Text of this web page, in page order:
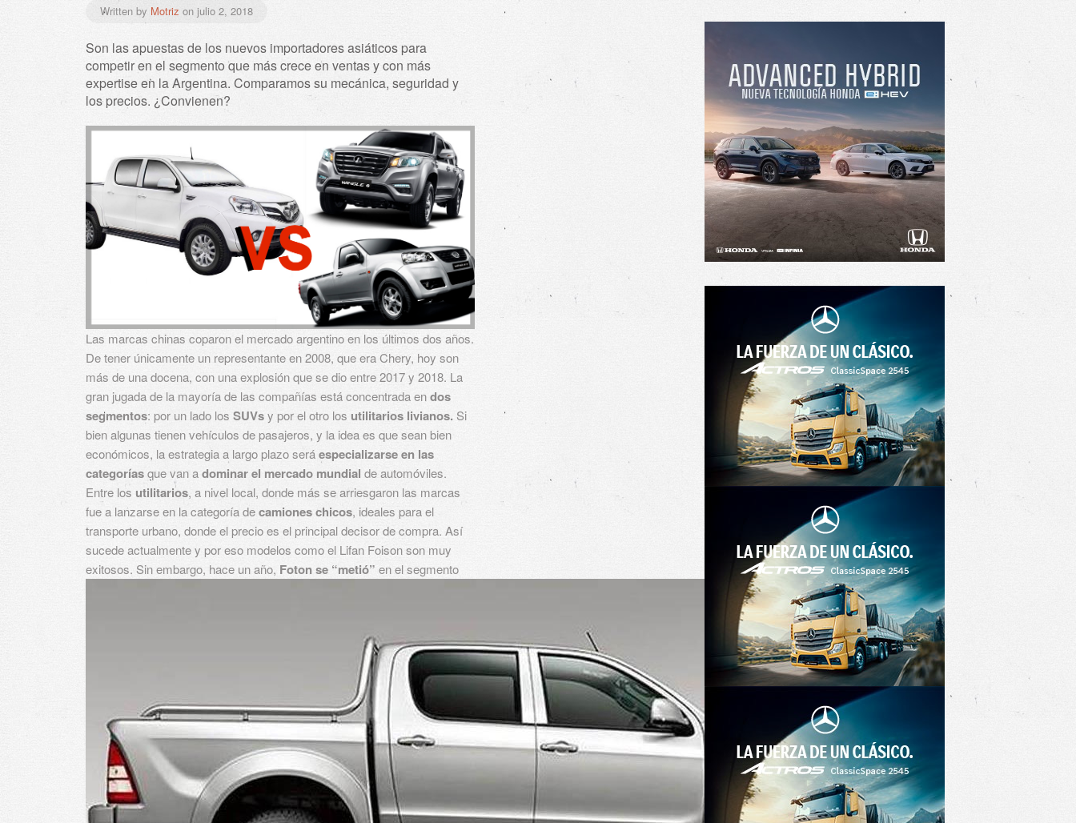
Written by Motriz on julio 2, 2018
Son las apuestas de los nuevos importadores asiáticos para
competir en el segmento que más crece en ventas y con más
expertise en la Argentina. Comparamos su mecánica, seguridad y
los precios. ¿Convienen?
Las marcas chinas coparon el mercado argentino en los últimos dos años.
De tener únicamente un representante en 2008, que era Chery, hoy son
más de una docena, con una explosión que se dio entre 2017 y 2018. La
gran jugada de la mayoría de las compañías está concentrada endos
segmentos: por un lado los SUVsy por el otro los utilitarios livianos. Si
bien algunas tienen vehículos de pasajeros, y la idea es que sean bien
económicos, la estrategia a largo plazo seráespecializarse en las
categoríasque van adominar el mercado mundial de automóviles.
Entre los utilitarios, a nivel local, donde más se arriesgaron las marcas
fue a lanzarse en la categoría decamiones chicos, ideales para el
transporte urbano, donde el precio es el principal decisor de compra. Así
sucede actualmente y por eso modelos como el Lifan Foison son muy
exitosos. Sin embargo, hace un año, Foton se “metió” en el segmento